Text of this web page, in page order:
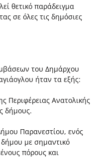
θετικό παράδειγμα
σε όλες τις δημόσιες
του Δημάρχου
ήταν τα εξής:
Περιφέρειας Ανατολικής
δήμους.
Παρανεστίου, ενός
δήμου με σημαντικό
πόρους και